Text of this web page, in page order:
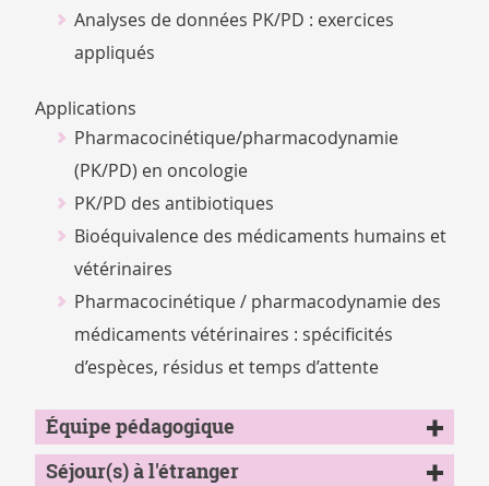
Analyses de données PK/PD : exercices
appliqués
Applications
Pharmacocinétique/pharmacodynamie
(PK/PD) en oncologie
PK/PD des antibiotiques
Bioéquivalence des médicaments humains et
vétérinaires
Pharmacocinétique / pharmacodynamie des
médicaments vétérinaires : spécificités
d’espèces, résidus et temps d’attente
Équipe pédagogique
Séjour(s) à l'étranger